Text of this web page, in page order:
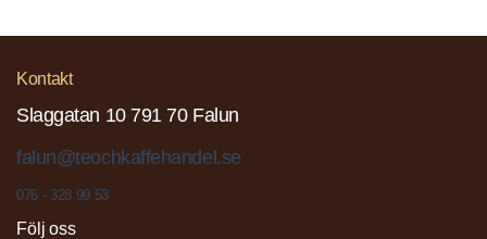
Kontakt
Slaggatan 10 791 70 Falun
falun@teochkaffehandel.se
076 - 328 99 53
Följ oss